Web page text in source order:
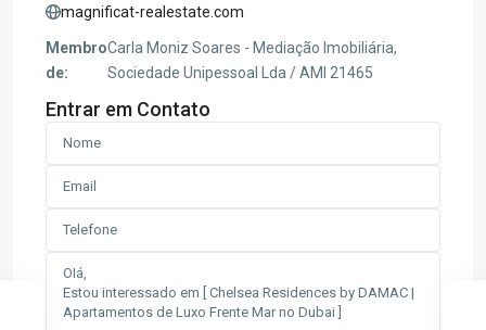
magnificat-realestate.com
Membro
de:
Carla Moniz Soares - Mediação Imobiliária,
Sociedade Unipessoal Lda / AMI 21465
Entrar em Contato